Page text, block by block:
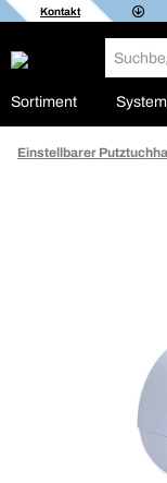
Kontakt
Sortiment
Einstellbarer